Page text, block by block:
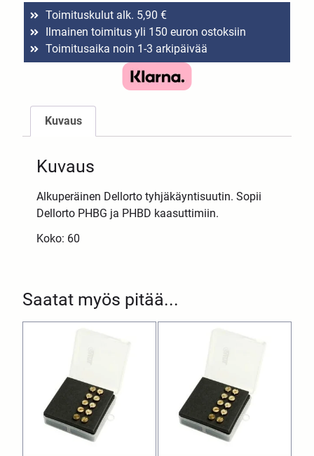
Toimituskulut alk. 5,90 €
Ilmainen toimitus yli 150 euron ostoksiin
Toimitusaika noin 1-3 arkipäivää
Saatat myös pitää...
Kuvaus
Kuvaus
Alkuperäinen Dellorto tyhjäkäyntisuutin. Sopii
Dellorto PHBG ja PHBD kaasuttimiin.
Koko: 60